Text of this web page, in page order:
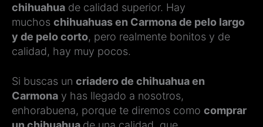
chihuahua de calidad superior. Hay
muchos chihuahuas en Carmona de pelo largo
y de pelo corto, pero realmente bonitos y de
calidad, hay muy pocos.
Si buscas un criadero de chihuahua en
Carmona y has llegado a nosotros,
enhorabuena, porque te diremos como comprar